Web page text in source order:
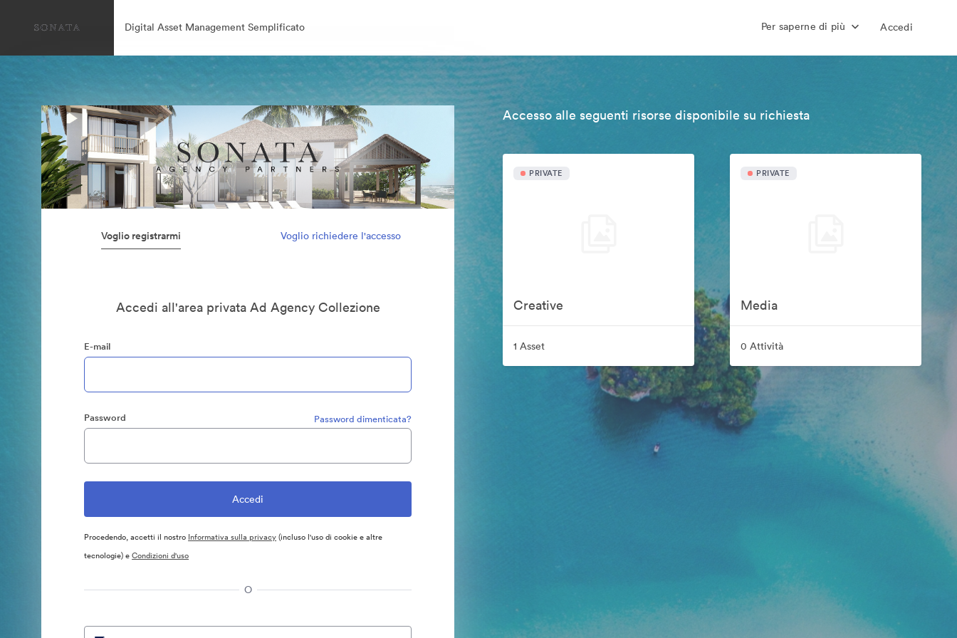
Digital Asset Management Semplificato Per saperne di più Accedi
Voglio registrarmi Voglio richiedere l'accesso
Accedi all'area privata Ad Agency Collezione
E-mail
Password Password dimenticata?
Procedendo, accetti il nostro Informativa sulla privacy(incluso l'uso di cookie e altre
tecnologie) eCondizioni d'uso
O
Accesso alle seguenti risorse disponibile su richiesta
PRIVATE
Creative
1 Asset
PRIVATE
Media
0 Attività